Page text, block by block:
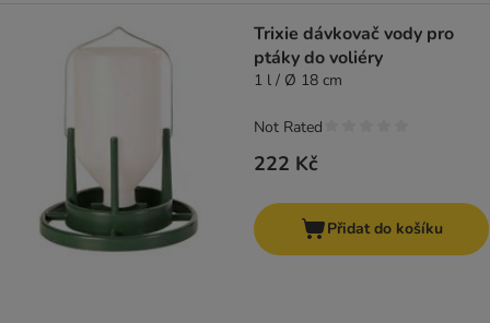
Trixie dávkovač vody pro
ptáky do voliéry
1 l / Ø 18 cm
222 Kč
Not Rated
Přidat do košíku